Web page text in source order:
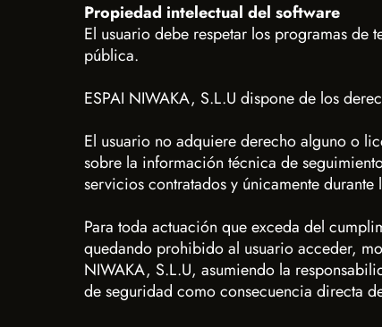
Propiedad intelectual del software
El usuario debe respetar los programas
pública.
ESPAI NIWAKA, S.L.U dispone de los
El usuario no adquiere derecho alguno o
sobre la información técnica de
servicios contratados y únicamente
Para toda actuación que exceda del
quedando prohibido al usuario acceder,
NIWAKA, S.L.U, asumiendo la
de seguridad como consecuencia directa